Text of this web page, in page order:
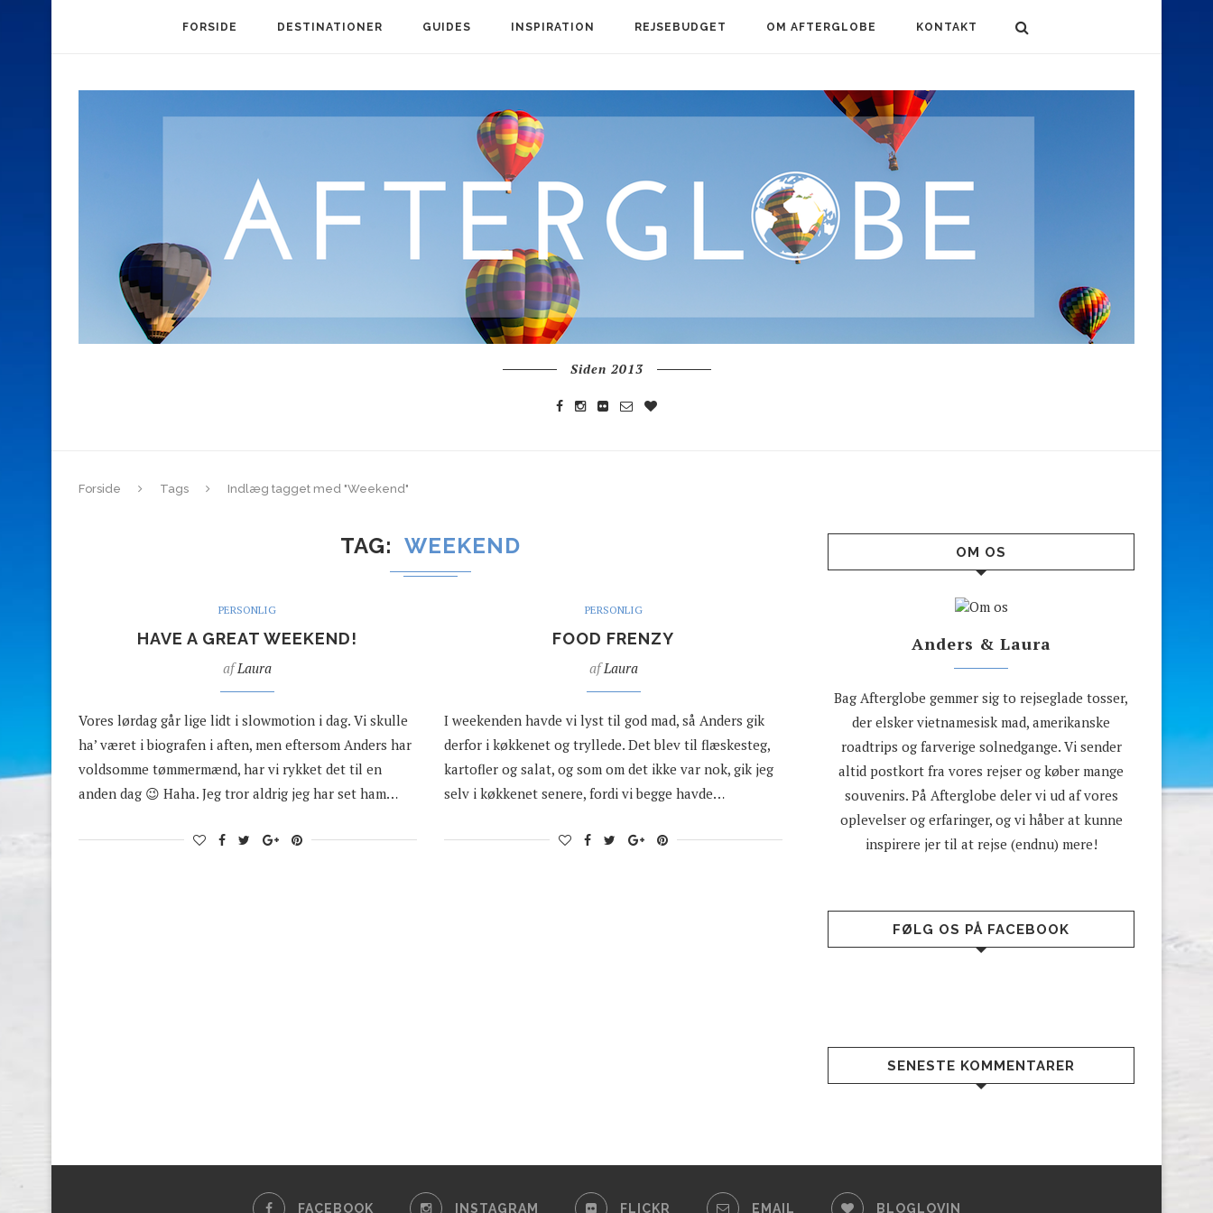
FORSIDE DESTINATIONER GUIDES INSPIRATION REJSEBUDGET OM AFTERGLOBE KONTAKT
Siden 2013
Forside Tags Indlæg tagget med "Weekend"
TAG WEEKEND
PERSONLIG
HAVE A GREAT WEEKEND!
afLaura
Vores lørdag går lige lidt i slowmotion i dag. Vi skulle
ha’ været i biografen i aften, men eftersom Anders har
voldsomme tømmermænd, har vi rykket det til en
anden dag 😉 Haha. Jeg tror aldrig jeg har set ham…
PERSONLIG
FOOD FRENZY
afLaura
I weekenden havde vi lyst til god mad, så Anders gik
derfor i køkkenet og tryllede. Det blev til flæskesteg,
kartofler og salat, og som om det ikke var nok, gik jeg
selv i køkkenet senere, fordi vi begge havde…
OM OS
Anders & Laura
Bag Afterglobe gemmer sig to rejseglade tosser,
der elsker vietnamesisk mad, amerikanske
roadtrips og farverige solnedgange. Vi sender
altid postkort fra vores rejser og køber mange
souvenirs. På Afterglobe deler vi ud af vores
oplevelser og erfaringer, og vi håber at kunne
inspirere jer til at rejse (endnu) mere!
FØLG OS PÅ FACEBOOK
SENESTE KOMMENTARER
FACEBOOK INSTAGRAM FLICKR EMAIL BLOGLOVIN